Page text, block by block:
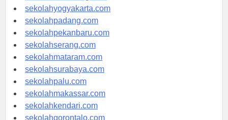
sekolahsemarang.com
sekolahyogyakarta.com
sekolahpadang.com
sekolahpekanbaru.com
sekolahserang.com
sekolahmataram.com
sekolahsurabaya.com
sekolahpalu.com
sekolahmakassar.com
sekolahkendari.com